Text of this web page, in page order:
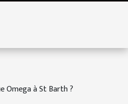
Omega à St Barth ?